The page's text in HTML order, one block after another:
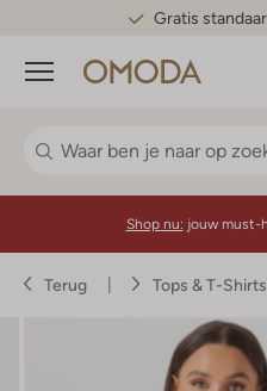
Gratis
Menu
Shop nu: jouw must-
Terug Tops & T-